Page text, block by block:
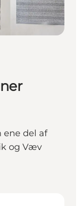
ene del af
og Væv